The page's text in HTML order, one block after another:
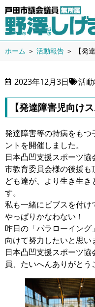
ホーム ＞ 活動報告 ＞ 【発
2023年12月3日 活
【発達障害児向け
発達障害等の持病をも
ントを開催しました。
日本凸凹支援スポーツ
市教育委員会様の後援も
ども達が、より生き生
す。
私も一緒にビブスを付
やっぱりかなわない！
昨日の「パラローイン
向けて努力したいと思い
日本凸凹支援スポーツ
員、たいへんありがとう